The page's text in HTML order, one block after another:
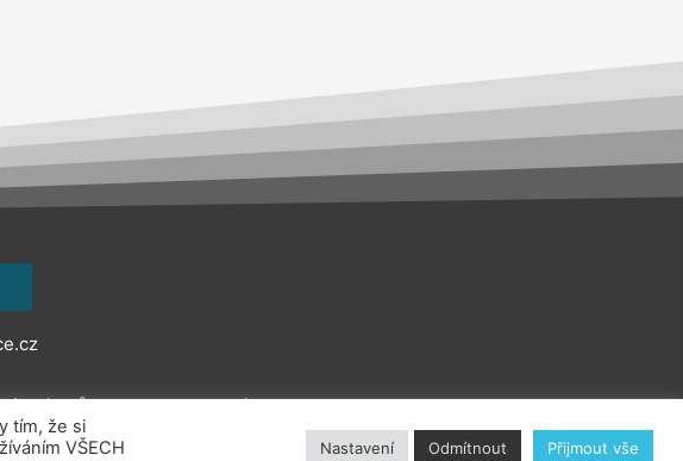
údajů Kontakt O nás
tím, že si
VŠECH
Nastavení Odmítnout Přijmout vše